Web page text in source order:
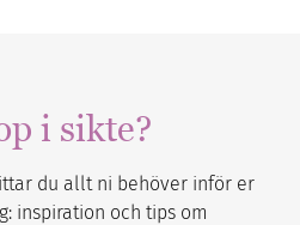
i sikte?
du allt ni behöver inför er
inspiration och tips om